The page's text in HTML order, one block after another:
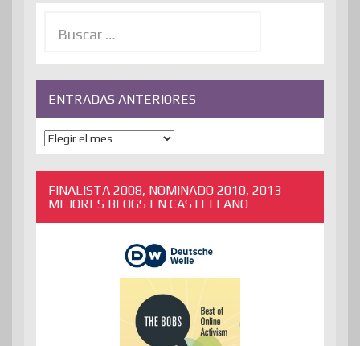
ENTRADAS ANTERIORES
ENTRADAS
ANTERIORES
FINALISTA 2008, NOMINADO 2010, 2013
MEJORES BLOGS EN CASTELLANO